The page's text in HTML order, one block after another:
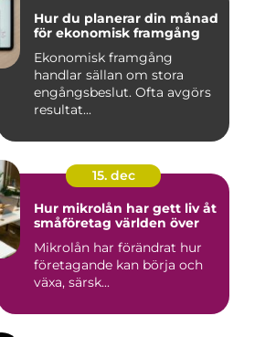
Hur du planerar din månad
för ekonomisk framgång
Ekonomisk framgång
handlar sällan om stora
engångsbeslut. Ofta avgörs
resultat...
15. dec
Hur mikrolån har gett liv åt
småföretag världen över
Mikrolån har förändrat hur
företagande kan börja och
växa, särsk...